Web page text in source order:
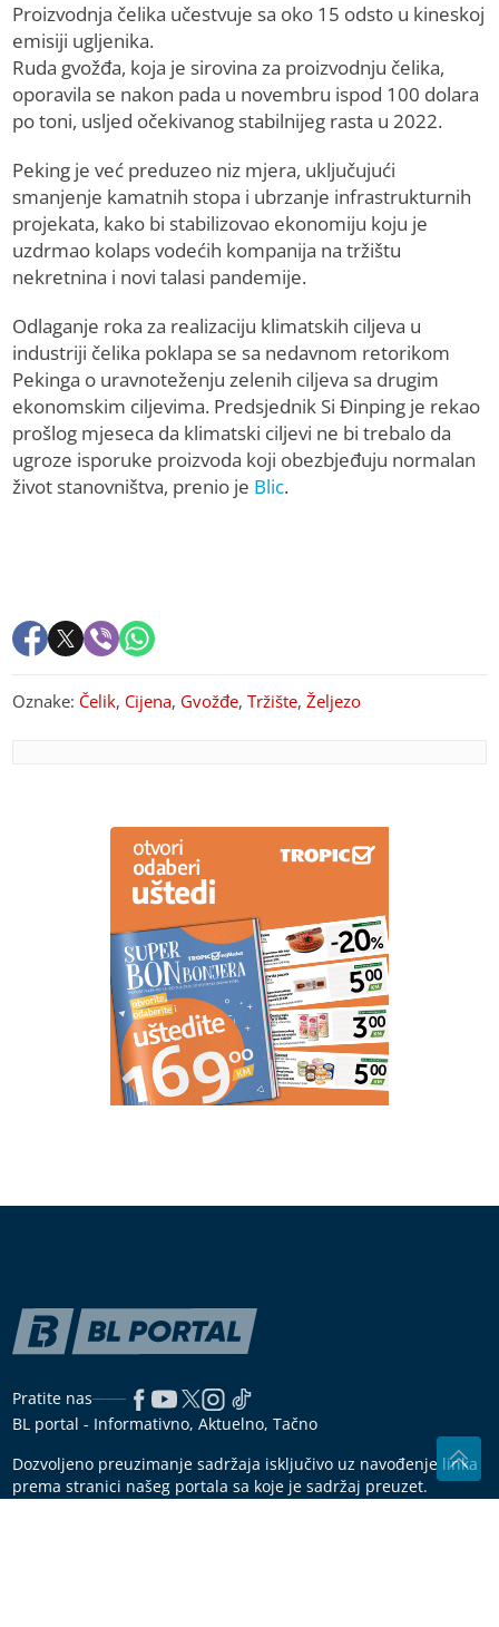
Proizvodnja čelika učestvuje sa oko 15 odsto u kineskoj
emisiji ugljenika.
Ruda gvožđa, koja je sirovina za proizvodnju čelika,
oporavila se nakon pada u novembru ispod 100 dolara
po toni, usljed očekivanog stabilnijeg rasta u 2022.
Peking je već preduzeo niz mjera, uključujući
smanjenje kamatnih stopa i ubrzanje infrastrukturnih
projekata, kako bi stabilizovao ekonomiju koju je
uzdrmao kolaps vodećih kompanija na tržištu
nekretnina i novi talasi pandemije.
Odlaganje roka za realizaciju klimatskih ciljeva u
industriji čelika poklapa se sa nedavnom retorikom
Pekinga o uravnoteženju zelenih ciljeva sa drugim
ekonomskim ciljevima. Predsjednik Si Đinping je rekao
prošlog mjeseca da klimatski ciljevi ne bi trebalo da
ugroze isporuke proizvoda koji obezbjeđuju normalan
život stanovništva, prenio je Blic.
Oznake: Čelik, Cijena, Gvožđe,Tržište,Željezo
Pratite nas
BL portal - Informativno, Aktuelno, Tačno
Dozvoljeno preuzimanje sadržaja isključivo uz navođenje linka
prema stranici našeg portala sa koje je sadržaj preuzet.